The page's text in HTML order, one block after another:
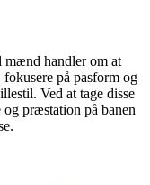
mænd handler om at
på pasform og
Ved at tage disse
præstation på banen